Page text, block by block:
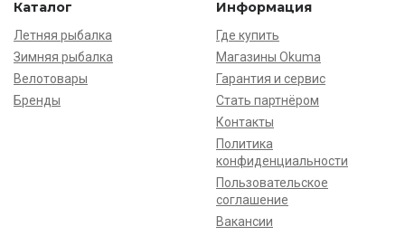
Каталог
Летняя рыбалка
Зимняя рыбалка
Велотовары
Бренды
Информация
Где купить
Магазины Okuma
Гарантия и сервис
Стать партнёром
Контакты
Политика
конфиденциальности
Пользовательское
соглашение
Вакансии